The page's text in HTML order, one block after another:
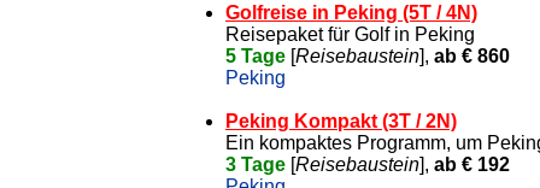
Golfreise in Peking (5T / 4N)
Reisepaket für Golf in Peking
5 Tage [Reisebaustein], ab € 860
Peking
Peking Kompakt (3T / 2N)
Ein kompaktes Programm, um
3 Tage [Reisebaustein], ab € 192